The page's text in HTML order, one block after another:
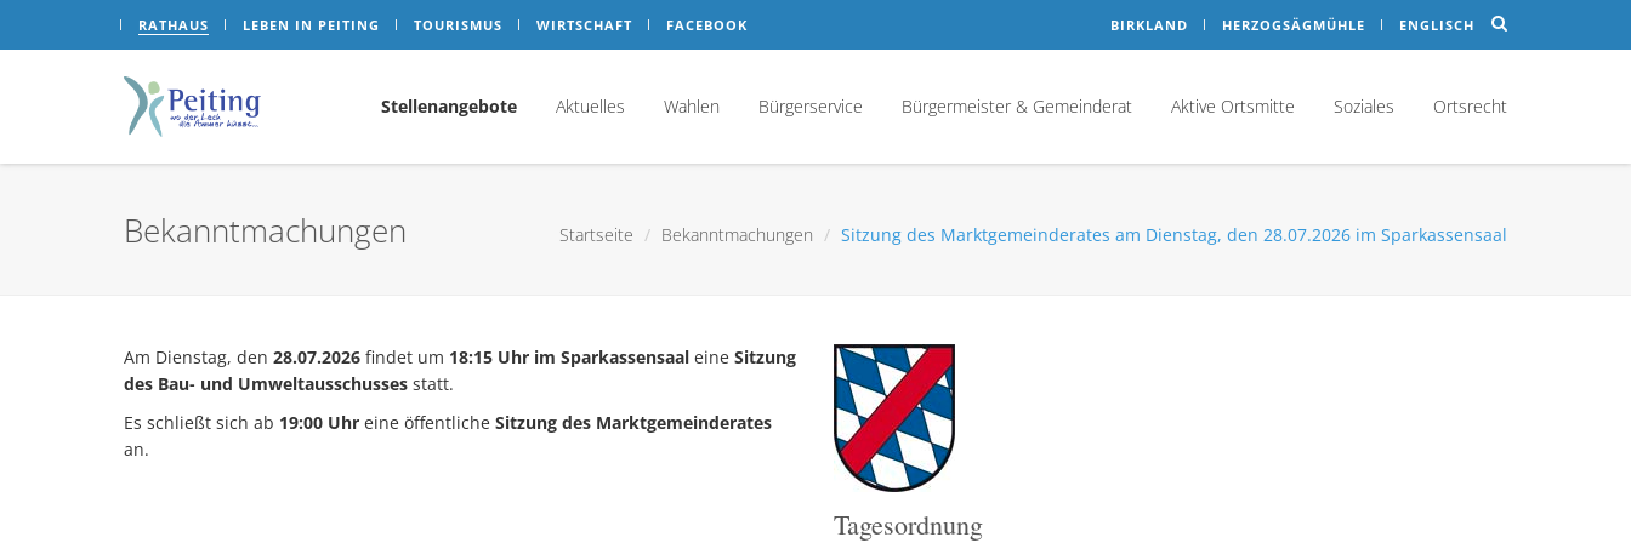
RATHAUS LEBEN IN PEITING TOURISMUS WIRTSCHAFT FACEBOOK BIRKLAND HERZOGSÄGMÜHLE ENGLISCH
Stellenangebote Aktuelles Wahlen Bürgerservice Bürgermeister & Gemeinderat Aktive Ortsmitte Soziales Ortsrecht
Bekanntmachungen Startseite Bekanntmachungen Sitzung des Marktgemeinderates am Dienstag, den 28.07.2026 im Sparkassensaal
Am Dienstag, den 28.07.2026 findet um 18:15 Uhr im Sparkassensaal eine Sitzung
des Bau- und Umweltausschusses statt.
Es schließt sich ab 19:00 Uhr eine öffentliche Sitzung des Marktgemeinderates
an.
Tagesordnung